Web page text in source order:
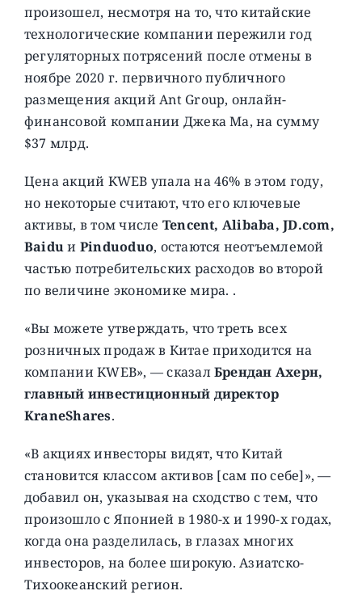
произошел, несмотря на то, что китайские
технологические компании пережили год
регуляторных потрясений после отмены в
ноябре 2020 г. первичного публичного
размещения акций Ant Group, онлайн-
финансовой компании Джека Ма, на сумму
$37 млрд.
Цена акций KWEB упала на 46% в этом году,
но некоторые считают, что его ключевые
активы, в том числе Tencent, Alibaba, JD.com,
Baiduи Pinduoduo, остаются неотъемлемой
частью потребительских расходов во второй
по величине экономике мира. .
«Вы можете утверждать, что треть всех
розничных продаж в Китае приходится на
компании KWEB», — сказалБрендан Ахерн,
главный инвестиционный директор
KraneShares.
«В акциях инвесторы видят, что Китай
становится классом активов [сам по себе]», —
добавил он, указывая на сходство с тем, что
произошло с Японией в 1980-х и 1990-х годах,
когда она разделилась, в глазах многих
инвесторов, на более широкую. Азиатско-
Тихоокеанский регион.